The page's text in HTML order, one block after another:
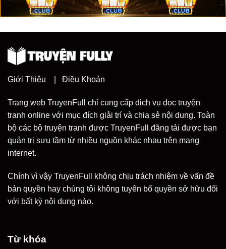
Giới Thiệu Điều Khoản
Trang web TruyenFull chỉ cung cấp dịch vụ đọc truyện
tranh online với mục đích giải trí và chia sẻ nội dung. Toàn
bộ các bộ truyện tranh được TruyenFull đăng tải được bạn
quản trị sưu tầm từ nhiều nguồn khác nhau trên mạng
internet.
Chính vì vậy TruyenFull không chịu trách nhiệm về vấn đề
bản quyền hay chúng tôi không tuyên bố quyền sở hữu đối
với bất kỳ nội dung nào.
Từ khóa